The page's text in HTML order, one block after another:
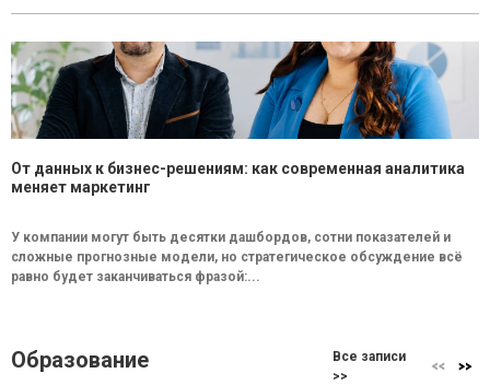
От данных к бизнес-решениям: как современная аналитика
меняет маркетинг
У компании могут быть десятки дашбордов, сотни показателей и
сложные прогнозные модели, но стратегическое обсуждение всё
равно будет заканчиваться фразой:...
Образование
Все записи
>>